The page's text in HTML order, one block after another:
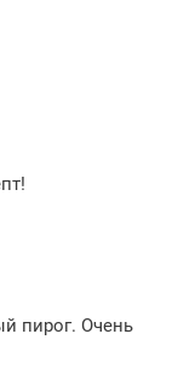
пирог. Очень